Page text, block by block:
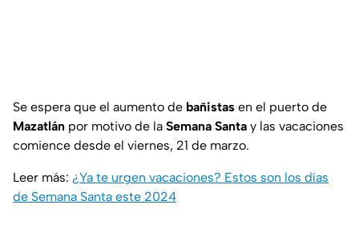
Se espera que el aumento de bañistas en el puerto de
Mazatlán por motivo de la Semana Santa y las vacaciones
comience desde el viernes, 21 de marzo.
Leer más: ¿Ya te urgen vacaciones? Estos son los días
de Semana Santa este 2024